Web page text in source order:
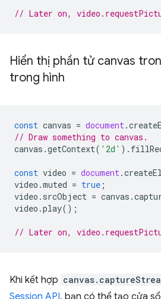
// Later on,
Hiển thị phần tử canvas
trong hình
const canvas = document.
// Draw something to canvas.
canvas .getContext( '2d' ).
const video = document.
video .muted = true ;
video . srcObject = canvas .
video .play();
// Later on,
Khi kết hợp
Session API, bạn có thể tạo cửa